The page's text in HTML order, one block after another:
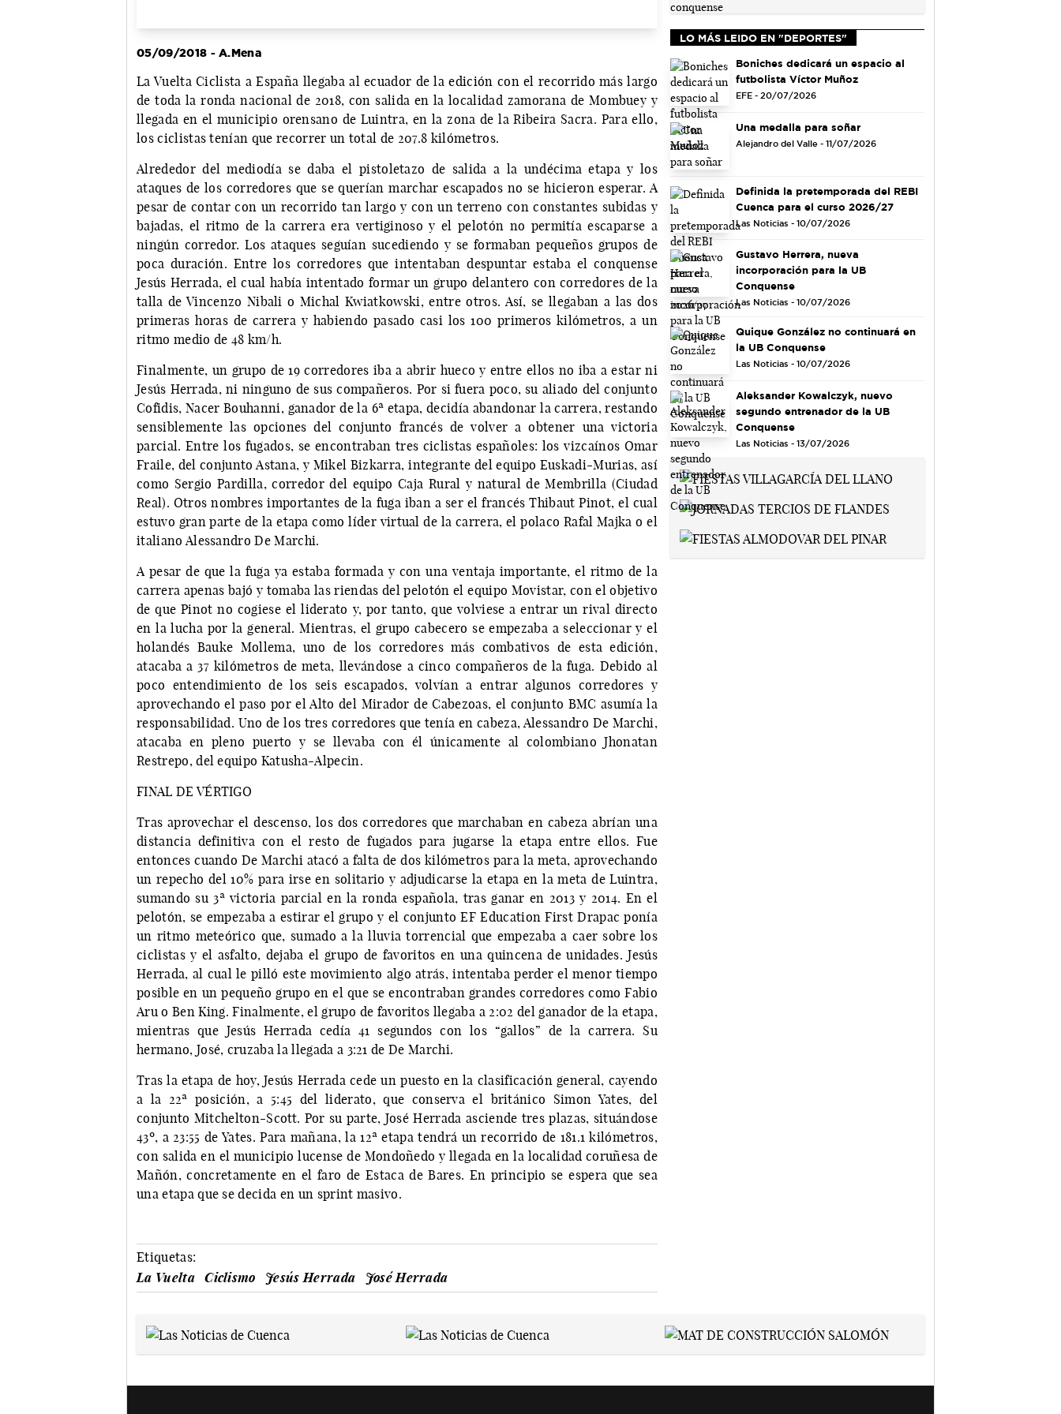
05/09/2018 - A.Mena
La Vuelta Ciclista a España llegaba al ecuador de la edición con el recorrido más largo
de toda la ronda nacional de 2018, con salida en la localidad zamorana de Mombuey y
llegada en el municipio orensano de Luintra, en la zona de la Ribeira Sacra. Para ello,
los ciclistas tenían que recorrer un total de 207.8 kilómetros.
Alrededor del mediodía se daba el pistoletazo de salida a la undécima etapa y los
ataques de los corredores que se querían marchar escapados no se hicieron esperar. A
pesar de contar con un recorrido tan largo y con un terreno con constantes subidas y
bajadas, el ritmo de la carrera era vertiginoso y el pelotón no permitía escaparse a
ningún corredor. Los ataques seguían sucediendo y se formaban pequeños grupos de
poca duración. Entre los corredores que intentaban despuntar estaba el conquense
Jesús Herrada, el cual había intentado formar un grupo delantero con corredores de la
talla de Vincenzo Nibali o Michal Kwiatkowski, entre otros. Así, se llegaban a las dos
primeras horas de carrera y habiendo pasado casi los 100 primeros kilómetros, a un
ritmo medio de 48 km/h.
Finalmente, un grupo de 19 corredores iba a abrir hueco y entre ellos no iba a estar ni
Jesús Herrada, ni ninguno de sus compañeros. Por si fuera poco, su aliado del conjunto
Cofidis, Nacer Bouhanni, ganador de la 6ª etapa, decidía abandonar la carrera, restando
sensiblemente las opciones del conjunto francés de volver a obtener una victoria
parcial. Entre los fugados, se encontraban tres ciclistas españoles: los vizcaínos Omar
Fraile, del conjunto Astana, y Mikel Bizkarra, integrante del equipo Euskadi-Murias, así
como Sergio Pardilla, corredor del equipo Caja Rural y natural de Membrilla (Ciudad
Real). Otros nombres importantes de la fuga iban a ser el francés Thibaut Pinot, el cual
estuvo gran parte de la etapa como líder virtual de la carrera, el polaco Rafal Majka o el
italiano Alessandro De Marchi.
A pesar de que la fuga ya estaba formada y con una ventaja importante, el ritmo de la
carrera apenas bajó y tomaba las riendas del pelotón el equipo Movistar, con el objetivo
de que Pinot no cogiese el liderato y, por tanto, que volviese a entrar un rival directo
en la lucha por la general. Mientras, el grupo cabecero se empezaba a seleccionar y el
holandés Bauke Mollema, uno de los corredores más combativos de esta edición,
atacaba a 37 kilómetros de meta, llevándose a cinco compañeros de la fuga. Debido al
poco entendimiento de los seis escapados, volvían a entrar algunos corredores y
aprovechando el paso por el Alto del Mirador de Cabezoas, el conjunto BMC asumía la
responsabilidad. Uno de los tres corredores que tenía en cabeza, Alessandro De Marchi,
atacaba en pleno puerto y se llevaba con él únicamente al colombiano Jhonatan
Restrepo, del equipo Katusha-Alpecin.
FINAL DE VÉRTIGO
Tras aprovechar el descenso, los dos corredores que marchaban en cabeza abrían una
distancia definitiva con el resto de fugados para jugarse la etapa entre ellos. Fue
entonces cuando De Marchi atacó a falta de dos kilómetros para la meta, aprovechando
un repecho del 10% para irse en solitario y adjudicarse la etapa en la meta de Luintra,
sumando su 3ª victoria parcial en la ronda española, tras ganar en 2013 y 2014. En el
pelotón, se empezaba a estirar el grupo y el conjunto EF Education First Drapac ponía
un ritmo meteórico que, sumado a la lluvia torrencial que empezaba a caer sobre los
ciclistas y el asfalto, dejaba el grupo de favoritos en una quincena de unidades. Jesús
Herrada, al cual le pilló este movimiento algo atrás, intentaba perder el menor tiempo
posible en un pequeño grupo en el que se encontraban grandes corredores como Fabio
Aru o Ben King. Finalmente, el grupo de favoritos llegaba a 2:02 del ganador de la etapa,
mientras que Jesús Herrada cedía 41 segundos con los “gallos” de la carrera. Su
hermano, José, cruzaba la llegada a 3:21 de De Marchi.
Tras la etapa de hoy, Jesús Herrada cede un puesto en la clasificación general, cayendo
a la 22ª posición, a 5:45 del liderato, que conserva el británico Simon Yates, del
conjunto Mitchelton-Scott. Por su parte, José Herrada asciende tres plazas, situándose
43º, a 23:55 de Yates. Para mañana, la 12ª etapa tendrá un recorrido de 181.1 kilómetros,
con salida en el municipio lucense de Mondoñedo y llegada en la localidad coruñesa de
Mañón, concretamente en el faro de Estaca de Bares. En principio se espera que sea
una etapa que se decida en un sprint masivo.
Etiquetas:
La Vuelta
Ciclismo Jesús Herrada José Herrada
LO MÁS LEIDO EN "DEPORTES"
Boniches dedicará un espacio al
futbolista Víctor Muñoz
EFE - 20/07/2026
Una medalla para soñar
Alejandro del Valle - 11/07/2026
Definida la pretemporada del REBI
Cuenca para el curso 2026/27
Las Noticias - 10/07/2026
Gustavo Herrera, nueva
incorporación para la UB
Conquense
Las Noticias - 10/07/2026
Quique González no continuará en
la UB Conquense
Las Noticias - 10/07/2026
Aleksander Kowalczyk, nuevo
segundo entrenador de la UB
Conquense
Las Noticias - 13/07/2026